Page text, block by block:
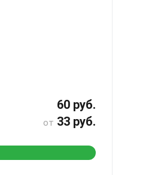
60 руб.
от 33 руб.